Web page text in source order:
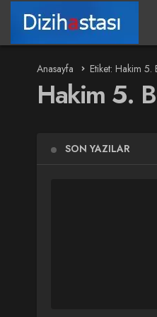
Anasayfa Etiket: Hakim 5.
Hakim 5.
SON YAZILAR